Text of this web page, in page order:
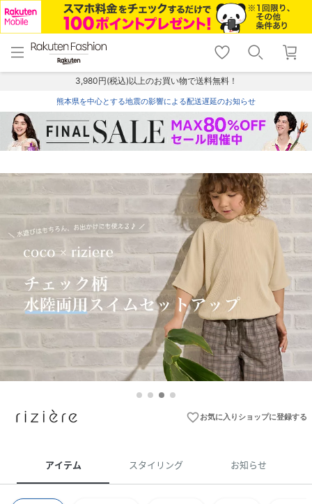
menu home
トップ
shopping_cart lock_outline
ログイン
3,980円(税込)以上のお買い物で送料無料！
熊本県を中心とする地震の影響による配送遅延のお知らせ
favorite_borderお気に入りショップに登録する
アイテム スタイリング お知らせ